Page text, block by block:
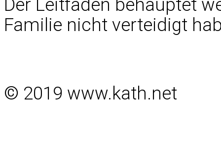
Der Leitfaden behauptet
Familie nicht verteidigt
© 2019 www.kath.net